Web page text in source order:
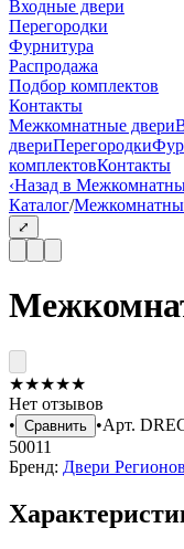
Входные двери
Перегородки
Фурнитура
Распродажа
Подбор комплектов
Контакты
Межкомнатные двери
двериПерегородки
комплектовКонтакты
‹Назад в
Каталог/
⤢
★★★★★
Нет отзывов
• Сравнить •Арт.
50011
Бренд: Двери Регионов